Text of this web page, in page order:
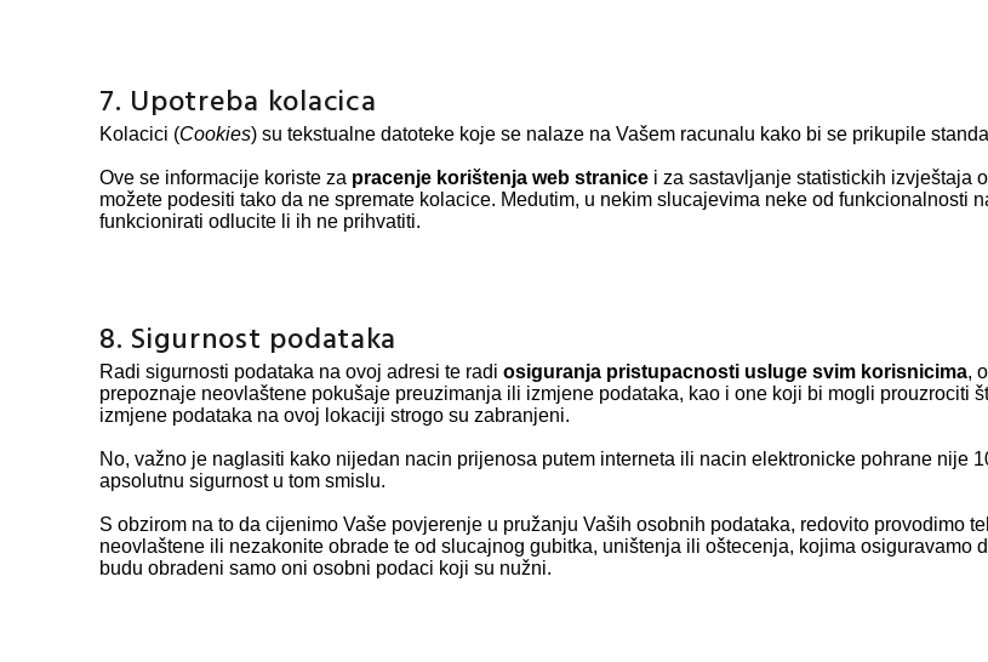
7. Upotreba kolacica
Kolacici (Cookies) su tekstualne datoteke koje se nalaze na Vašem racunalu kako bi se prikupile
Ove se informacije koriste za pracenje korištenja web stranice i za sastavljanje statistickih izvještaja
možete podesiti tako da ne spremate kolacice. Medutim, u nekim slucajevima neke od funkcionalnosti
funkcionirati odlucite li ih ne prihvatiti.
8. Sigurnost podataka
Radi sigurnosti podataka na ovoj adresi te radi osiguranja pristupacnosti usluge svim korisnicima,
prepoznaje neovlaštene pokušaje preuzimanja ili izmjene podataka, kao i one koji bi mogli prouzrociti
izmjene podataka na ovoj lokaciji strogo su zabranjeni.
No, važno je naglasiti kako nijedan nacin prijenosa putem interneta ili nacin elektronicke pohrane nije
apsolutnu sigurnost u tom smislu.
S obzirom na to da cijenimo Vaše povjerenje u pružanju Vaših osobnih podataka, redovito provodimo
neovlaštene ili nezakonite obrade te od slucajnog gubitka, uništenja ili oštecenja, kojima osiguravamo
budu obradeni samo oni osobni podaci koji su nužni.